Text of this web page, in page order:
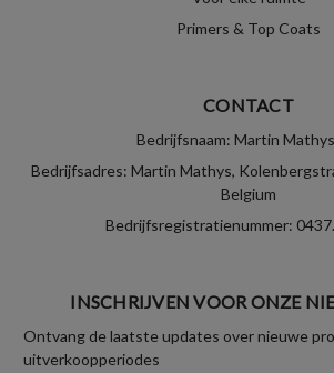
Primers & Top Coats
CONTACT
Bedrijfsnaam: Martin
Bedrijfsadres: Martin Mathys,
Belgium
Bedrijfsregistratienummer:
INSCHRIJVEN VOOR ONZE
Ontvang de laatste updates over nieuwe
uitverkoopperiodes